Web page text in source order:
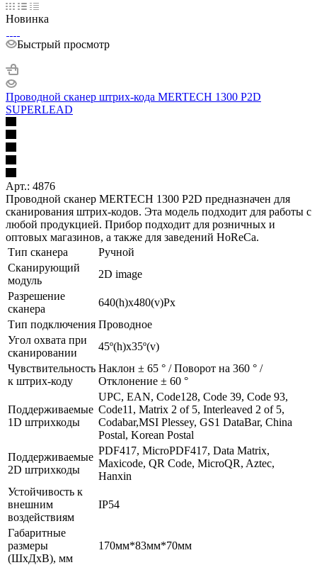
Новинка
Быстрый просмотр
Проводной сканер штрих-кода MERTECH 1300 P2D
SUPERLEAD
Арт.: 4876
Проводной сканер MERTECH 1300 P2D предназначен для
сканирования штрих-кодов. Эта модель подходит для работы с
любой продукцией. Прибор подходит для розничных и
оптовых магазинов, а также для заведений HoReCa.
Тип сканера
Ручной
Сканирующий
модуль
2D image
Разрешение
сканера
640(h)х480(v)Px
Тип подключения Проводное
Угол охвата при
сканировании
45º(h)x35º(v)
Чувствительность
к штрих-коду
Наклон ± 65 ° / Поворот на 360 ° /
Отклонение ± 60 °
Поддерживаемые
1D штрихкоды
UPC, EAN, Code128, Code 39, Code 93,
Code11, Matrix 2 of 5, Interleaved 2 of 5,
Codabar,MSI Plessey, GS1 DataBar, China
Postal, Korean Postal
Поддерживаемые
2D штрихкоды
PDF417, MicroPDF417, Data Matrix,
Maxicode, QR Code, MicroQR, Aztec,
Hanxin
Устойчивость к
внешним
воздействиям
IP54
Габаритные
размеры
(ШхДхВ), мм
170мм*83мм*70мм